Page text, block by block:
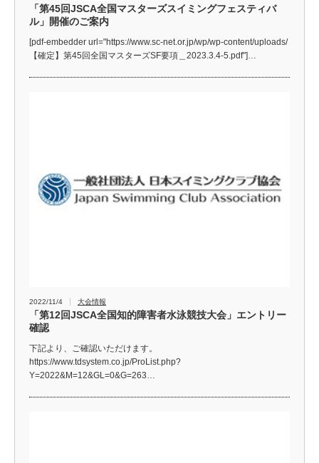
「第45回JSCA全国マスターズスイミングフェスティバ
ル」開催のご案内
[pdf-embedder url="https://www.sc-net.or.jp/wp/wp-content/uploads/
【確定】第45回全国マスターズSF要項＿2023.3.4-5.pdf"]…
2022/11/4 大会情報
「第12回JSCA全国知的障害者水泳競技大会」エントリー
確認
下記より、ご確認いただけます。
https://www.tdsystem.co.jp/ProList.php?
Y=2022&M=12&GL=0&G=263…